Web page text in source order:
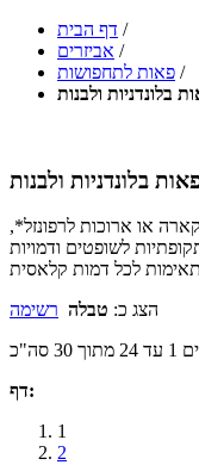
דף הבית /
אביזרים /
פאות לתחפושות /
בלונדניות ולבנות
בלונדניות ולבנות
קארה או ארוכות לרפונזל*,
לשופטים ודמויות
לכל דמות קלאסית
הצג כ: טבלה רשימה
סה"כ
דף:
1
2